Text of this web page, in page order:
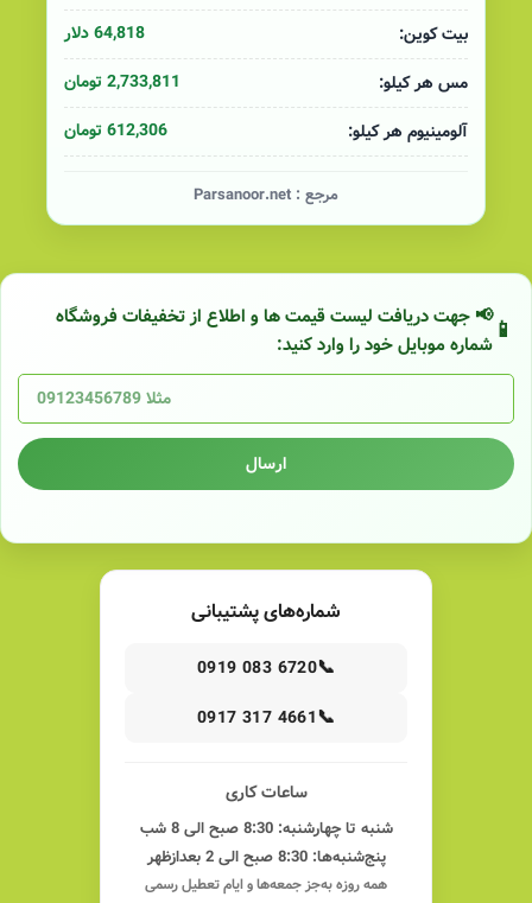
بیت کوین:
64,818 دلار
مس هر کیلو:
2,733,811 تومان
آلومینیوم هر کیلو:
612,306 تومان
مرجع : Parsanoor.net
📢 جهت دریافت لیست قیمت ها و اطلاع از تخفیفات فروشگاه
شماره موبایل خود را وارد کنید:
ارسال
شماره‌های پشتیبانی
📞
0919 083 6720
📞
0917 317 4661
ساعات کاری
شنبه تا چهارشنبه: 8:30 صبح الی 8 شب
پنج‌شنبه‌ها: 8:30 صبح الی 2 بعدازظهر
همه روزه به‌جز جمعه‌ها و ایام تعطیل رسمی